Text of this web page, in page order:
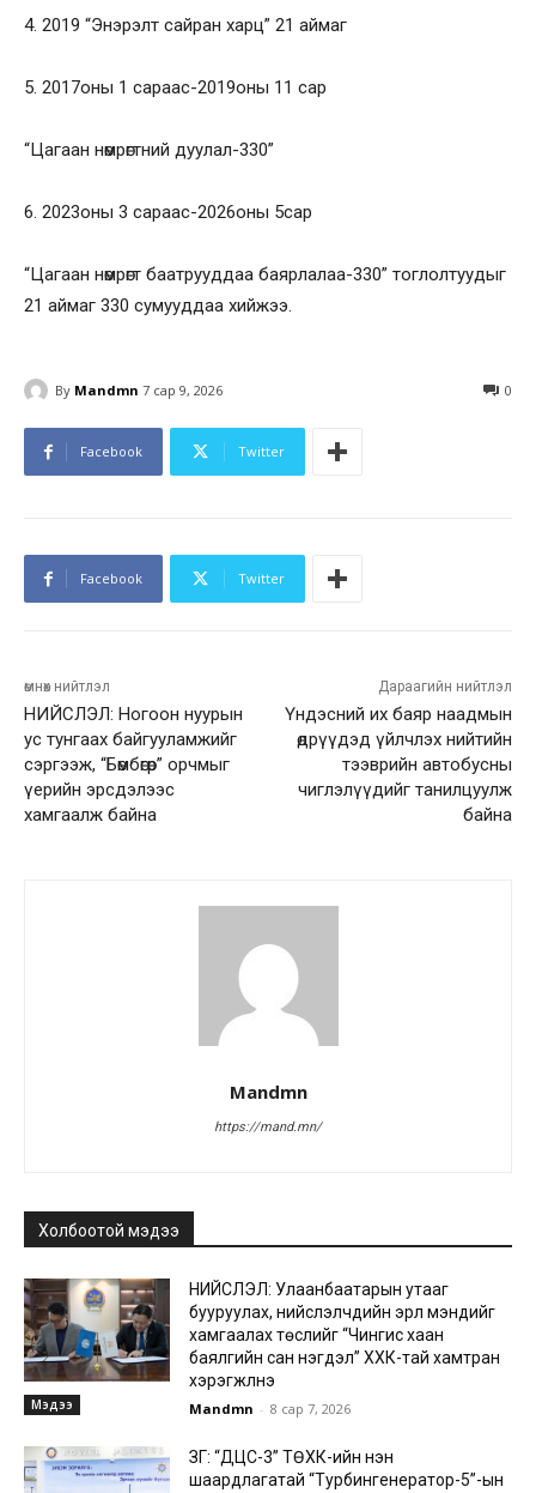
4. 2019 “Энэрэлт сайран харц” 21 аймаг
5. 2017оны 1 сараас-2019оны 11 сар
“Цагаан нөмрөгтний дуулал-330”
6. 2023оны 3 сараас-2026оны 5сар
“Цагаан нөмрөгт баатрууддаа баярлалаа-330” тоглолтуудыг
21 аймаг 330 сумууддаа хийжээ.
By Mandmn 7 сар 9, 2026 0
Facebook Twitter
Facebook Twitter
өмнөх нийтлэл
НИЙСЛЭЛ: Ногоон нуурын
ус тунгаах байгууламжийг
сэргээж, “Бөмбөгөр” орчмыг
үерийн эрсдэлээс
хамгаалж байна
Дараагийн нийтлэл
Үндэсний их баяр наадмын
өдрүүдэд үйлчлэх нийтийн
тээврийн автобусны
чиглэлүүдийг танилцуулж
байна
Mandmn
https://mand.mn/
Холбоотой мэдээ
Мэдээ
НИЙСЛЭЛ: Улаанбаатарын утааг
бууруулах, нийслэлчүүдийн эрүүл мэндийг
хамгаалах төслийг “Чингис хаан
баялгийн сан нэгдэл” ХХК-тай хамтран
хэрэгжүүлнэ
Mandmn - 8 сар 7, 2026
ЗГ: “ДЦС-3” ТӨХК-ийн нэн
шаардлагатай “Турбингенератор-5”-ын